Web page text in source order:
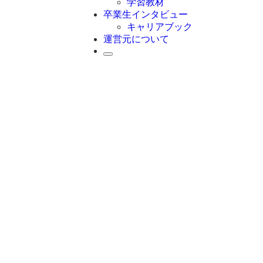
学習教材
卒業生インタビュー
キャリアブック
運営元について